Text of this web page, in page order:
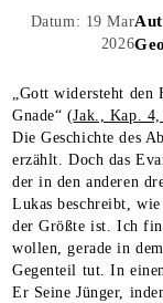
Datum: 19 Mar
2026
„Gott widersteht
Gnade“ (Jak., Kap. 4,
Die Geschichte des
erzählt. Doch das
der in den anderen
Lukas beschreibt,
der Größte ist. Ich
wollen, gerade in
Gegenteil tut. In
Er Seine Jünger,